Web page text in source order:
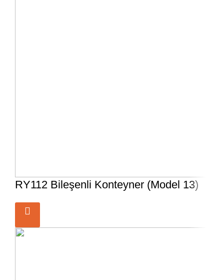
RY112 Bileşenli Konteyner (Model 13)